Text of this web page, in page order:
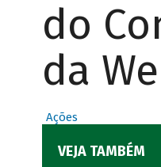
do
da
Ações
VEJA TAMBÉM